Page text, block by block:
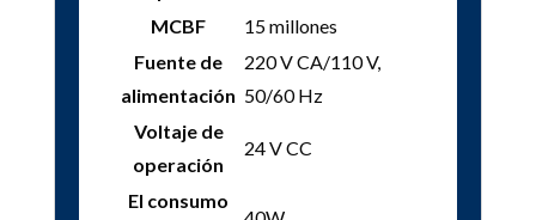
MCBF
15 millones
Fuente de
alimentación
220 V CA/110 V,
50/60 Hz
Voltaje de
operación
24 V CC
El consumo